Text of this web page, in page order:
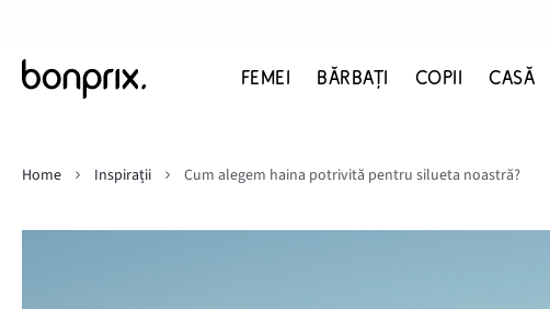
FEMEI BĂRBAŢI COPII CASĂ
Home Inspirații Cum alegem haina potrivită pentru silueta noastră?